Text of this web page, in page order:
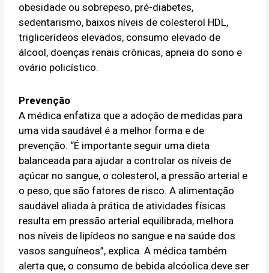
obesidade ou sobrepeso, pré-diabetes,
sedentarismo, baixos níveis de colesterol HDL,
triglicerídeos elevados, consumo elevado de
álcool, doenças renais crônicas, apneia do sono e
ovário policístico.
Prevenção
A médica enfatiza que a adoção de medidas para
uma vida saudável é a melhor forma e de
prevenção. “É importante seguir uma dieta
balanceada para ajudar a controlar os níveis de
açúcar no sangue, o colesterol, a pressão arterial e
o peso, que são fatores de risco. A alimentação
saudável aliada à prática de atividades físicas
resulta em pressão arterial equilibrada, melhora
nos níveis de lipídeos no sangue e na saúde dos
vasos sanguíneos”, explica. A médica também
alerta que, o consumo de bebida alcóolica deve ser